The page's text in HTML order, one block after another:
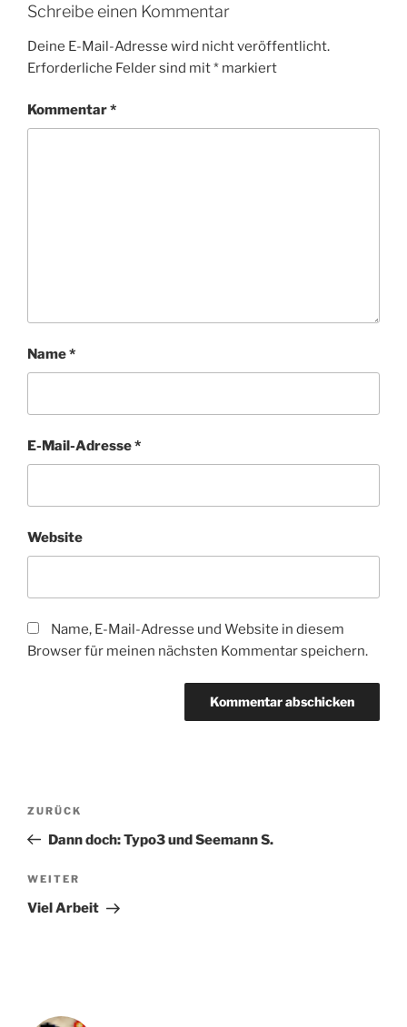
Schreibe einen Kommentar
Deine E-Mail-Adresse wird nicht veröffentlicht.
Erforderliche Felder sind mit* markiert
Kommentar*
Name*
E-Mail-Adresse*
Website
Name, E-Mail-Adresse und Website in diesem
Browser für meinen nächsten Kommentar speichern.
Beitragsnavigation
Vorheriger
Beitrag
ZURÜCK
Dann doch: Typo3 und Seemann S.
Nächster
Beitrag
WEITER
Viel Arbeit